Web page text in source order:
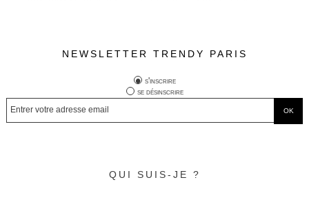
NEWSLETTER TRENDY PARIS
s'inscrire
se désinscrire
QUI SUIS-JE ?